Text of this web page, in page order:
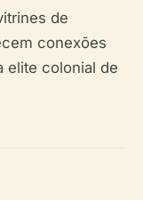
de
conexões
elite colonial de